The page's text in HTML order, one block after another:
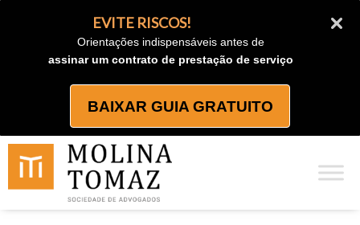
EVITE RISCOS!
Orientações indispensáveis antes de
assinar um contrato de prestação de serviço
BAIXAR GUIA GRATUITO